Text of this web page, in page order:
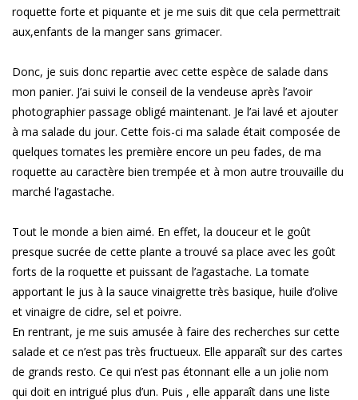
roquette forte et piquante et je me suis dit que cela permettrait
aux,enfants de la manger sans grimacer.
Donc, je suis donc repartie avec cette espèce de salade dans
mon panier. J’ai suivi le conseil de la vendeuse après l’avoir
photographier passage obligé maintenant. Je l’ai lavé et ajouter
à ma salade du jour. Cette fois-ci ma salade était composée de
quelques tomates les première encore un peu fades, de ma
roquette au caractère bien trempée et à mon autre trouvaille du
marché l’agastache.
Tout le monde a bien aimé. En effet, la douceur et le goût
presque sucrée de cette plante a trouvé sa place avec les goût
forts de la roquette et puissant de l’agastache. La tomate
apportant le jus à la sauce vinaigrette très basique, huile d’olive
et vinaigre de cidre, sel et poivre.
En rentrant, je me suis amusée à faire des recherches sur cette
salade et ce n’est pas très fructueux. Elle apparaît sur des cartes
de grands resto. Ce qui n’est pas étonnant elle a un jolie nom
qui doit en intrigué plus d’un. Puis , elle apparaît dans une liste